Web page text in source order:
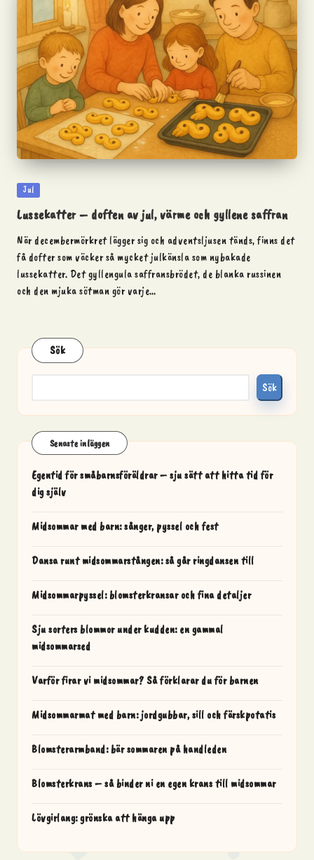
Posted
Jul
Lussekatter – doften av jul, värme och gyllene saffran
När decembermörkret lägger sig och adventsljusen tänds, finns det
få dofter som väcker så mycket julkänsla som nybakade
lussekatter. Det gyllengula saffransbrödet, de blanka russinen
och den mjuka sötman gör varje…
Sök
Sök
Senaste inläggen
Egentid för småbarnsföräldrar – sju sätt att hitta tid för
dig själv
Midsommar med barn: sånger, pyssel och fest
Dansa runt midsommarstången: så går ringdansen till
Midsommarpyssel: blomsterkransar och fina detaljer
Sju sorters blommor under kudden: en gammal
midsommarsed
Varför firar vi midsommar? Så förklarar du för barnen
Midsommarmat med barn: jordgubbar, sill och färskpotatis
Blomsterarmband: bär sommaren på handleden
Blomsterkrans – så binder ni en egen krans till midsommar
Lövgirlang: grönska att hänga upp